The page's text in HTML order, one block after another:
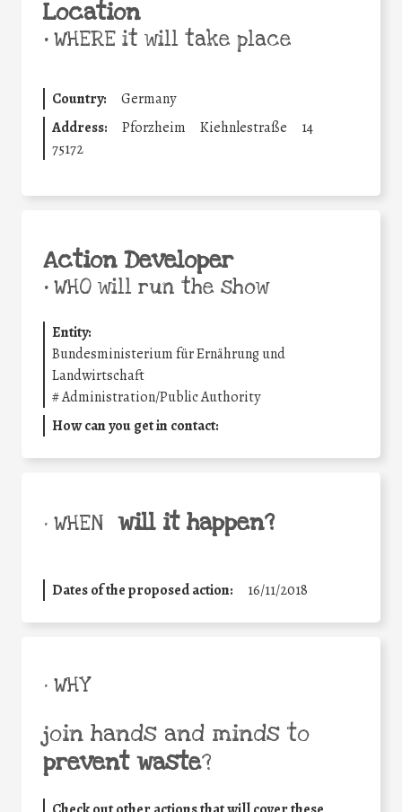
Location
•WHERE it will take place
Country:
Germany
Address:
Pforzheim Kiehnlestraße
14
75172
Action Developer
•WHO will run the show
Entity:
Bundesministerium für Ernährung und
Landwirtschaft
#Administration/Public Authority
How can you get in contact:
• WHEN will it happen?
Dates of the proposed action: 16/11/2018
• WHY
join hands and minds to
prevent waste?